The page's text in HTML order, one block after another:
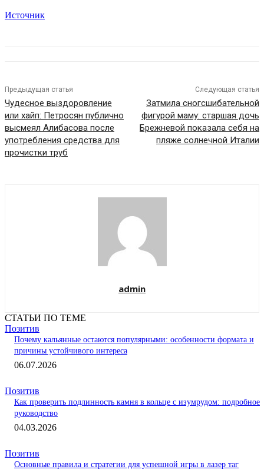
Источник
Предыдущая статья
Чудесное выздоровление
или хайп: Петросян публично
высмеял Алибасова после
употребления средства для
прочистки труб
Следующая статья
Затмила сногсшибательной
фигурой маму: старшая дочь
Брежневой показала себя на
пляже солнечной Италии
admin
СТАТЬИ ПО ТЕМЕ
Позитив
Почему кальянные остаются популярными: особенности формата и
причины устойчивого интереса
06.07.2026
Позитив
Как проверить подлинность камня в кольце с изумрудом: подробное
руководство
04.03.2026
Позитив
Основные правила и стратегии для успешной игры в лазер таг